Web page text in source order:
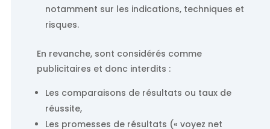
notamment sur les indications, techniques et
risques.
En revanche, sont considérés comme
publicitaires et donc interdits :
Les comparaisons de résultats ou taux de
réussite,
Les promesses de résultats (« voyez net